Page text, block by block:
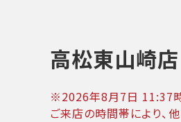
高松東山崎店
※2026年8月7日 11:37
ご来店の時間帯により、